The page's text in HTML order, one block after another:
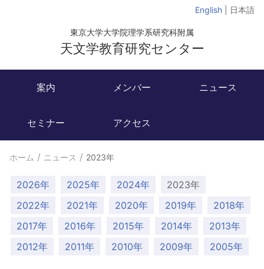
English | 日本語
東京大学大学院理学系研究科附属
天文学教育研究センター
案内 メンバー ニュース
セミナー アクセス
ホーム ニュース 2023年
2026年 2025年 2024年
2023年
2022年
2021年 2020年 2019年
2018年
2017年
2016年 2015年 2014年
2013年
2012年
2011年 2010年 2009年 2005年